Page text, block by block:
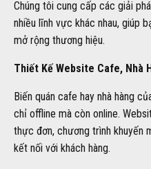
Chúng tôi cung cấp các giải
nhiều lĩnh vực khác nhau, giúp
mở rộng thương hiệu.
Thiết Kế Website Cafe, Nhà
Biến quán cafe hay nhà hàng
chỉ offline mà còn online.
thực đơn, chương trình khuyến
kết nối với khách hàng.